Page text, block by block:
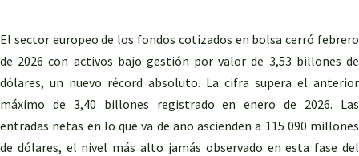
El sector europeo de los fondos cotizados en bolsa cerró febrero
de 2026 con activos bajo gestión por valor de 3,53 billones de
dólares, un nuevo récord absoluto. La cifra supera el anterior
máximo de 3,40 billones registrado en enero de 2026. Las
entradas netas en lo que va de año ascienden a 115 090 millones
de dólares, el nivel más alto jamás observado en esta fase del